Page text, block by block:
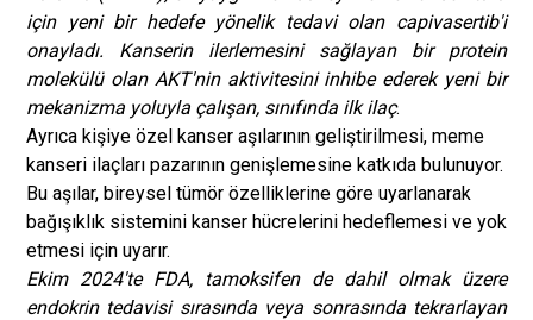
için yeni bir hedefe yönelik tedavi olan capivasertib'i
onayladı. Kanserin ilerlemesini sağlayan bir protein
molekülü olan AKT'nin aktivitesini inhibe ederek yeni bir
mekanizma yoluyla çalışan, sınıfında ilk ilaç.
Ayrıca kişiye özel kanser aşılarının geliştirilmesi, meme
kanseri ilaçları pazarının genişlemesine katkıda bulunuyor.
Bu aşılar, bireysel tümör özelliklerine göre uyarlanarak
bağışıklık sistemini kanser hücrelerini hedeflemesi ve yok
etmesi için uyarır.
Ekim 2024'te FDA, tamoksifen de dahil olmak üzere
endokrin tedavisi sırasında veya sonrasında tekrarlayan